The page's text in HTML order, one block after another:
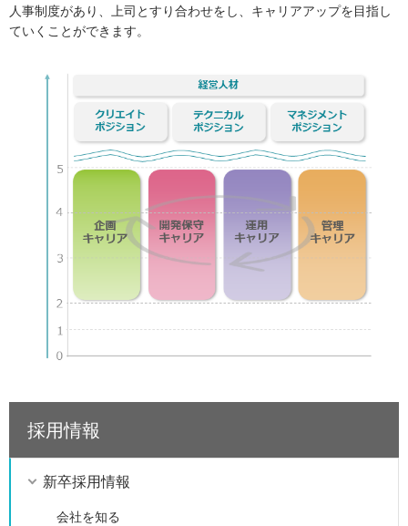
人事制度があり、上司とすり合わせをし、キャリアアップを目指し
ていくことができます。
採用情報
新卒採用情報
会社を知る